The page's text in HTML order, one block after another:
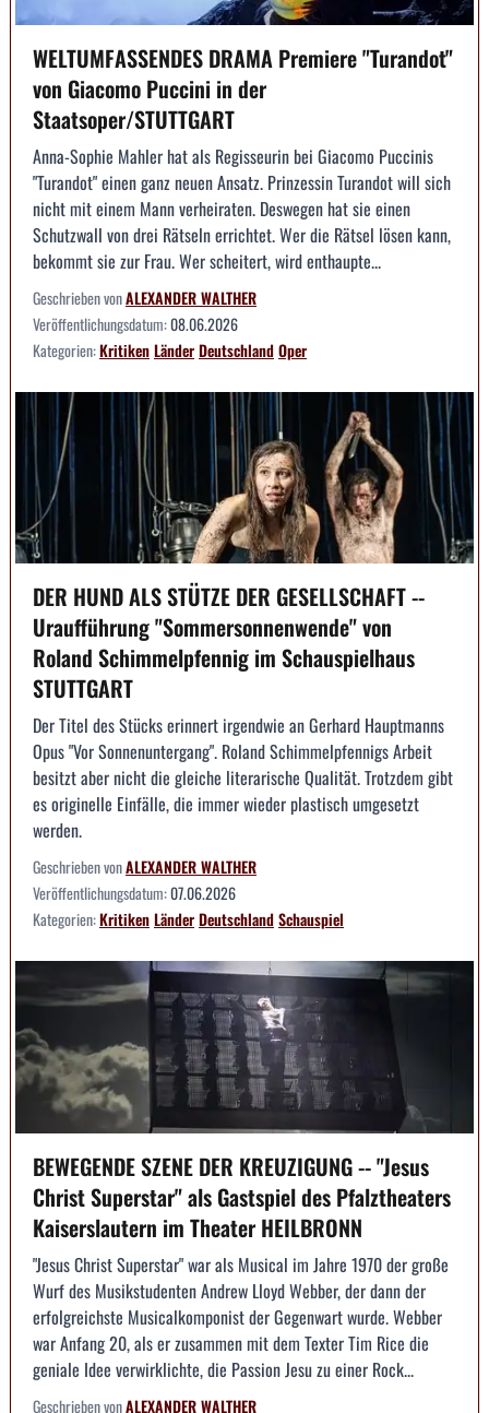
WELTUMFASSENDES DRAMA Premiere "Turandot"
von Giacomo Puccini in der
Staatsoper/STUTTGART
Anna-Sophie Mahler hat als Regisseurin bei Giacomo Puccinis
"Turandot" einen ganz neuen Ansatz. Prinzessin Turandot will sich
nicht mit einem Mann verheiraten. Deswegen hat sie einen
Schutzwall von drei Rätseln errichtet. Wer die Rätsel lösen kann,
bekommt sie zur Frau. Wer scheitert, wird enthaupte...
Geschrieben vonALEXANDER WALTHER
Veröffentlichungsdatum:08.06.2026
Kategorien:KritikenLänderDeutschlandOper
DER HUND ALS STÜTZE DER GESELLSCHAFT --
Uraufführung "Sommersonnenwende" von
Roland Schimmelpfennig im Schauspielhaus
STUTTGART
Der Titel des Stücks erinnert irgendwie an Gerhard Hauptmanns
Opus "Vor Sonnenuntergang". Roland Schimmelpfennigs Arbeit
besitzt aber nicht die gleiche literarische Qualität. Trotzdem gibt
es originelle Einfälle, die immer wieder plastisch umgesetzt
werden.
Geschrieben vonALEXANDER WALTHER
Veröffentlichungsdatum:07.06.2026
Kategorien:KritikenLänderDeutschlandSchauspiel
BEWEGENDE SZENE DER KREUZIGUNG -- "Jesus
Christ Superstar" als Gastspiel des Pfalztheaters
Kaiserslautern im Theater HEILBRONN
"Jesus Christ Superstar" war als Musical im Jahre 1970 der große
Wurf des Musikstudenten Andrew Lloyd Webber, der dann der
erfolgreichste Musicalkomponist der Gegenwart wurde. Webber
war Anfang 20, als er zusammen mit dem Texter Tim Rice die
geniale Idee verwirklichte, die Passion Jesu zu einer Rock...
Geschrieben vonALEXANDER WALTHER